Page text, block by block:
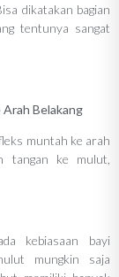
dikatakan bagian
tentunya sangat
Belakang
muntah ke arah
tangan ke mulut,
kebiasaan bayi
mungkin saja